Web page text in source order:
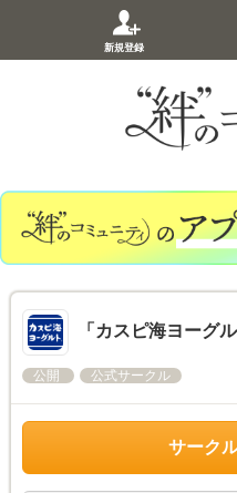
新規登録
「カスピ海ヨーグ
公開 公式サークル
サーク